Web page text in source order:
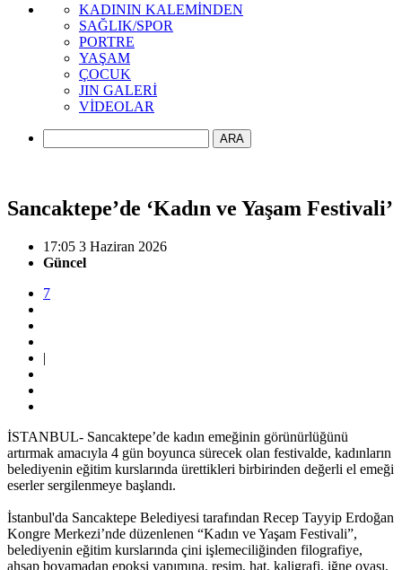
KADININ KALEMİNDEN
SAĞLIK/SPOR
PORTRE
YAŞAM
ÇOCUK
JIN GALERİ
VİDEOLAR
ARA
Sancaktepe’de ‘Kadın ve Yaşam Festivali’
17:05 3 Haziran 2026
Güncel
7
|
İSTANBUL- Sancaktepe’de kadın emeğinin görünürlüğünü
artırmak amacıyla 4 gün boyunca sürecek olan festivalde, kadınların
belediyenin eğitim kurslarında ürettikleri birbirinden değerli el emeği
eserler sergilenmeye başlandı.
İstanbul'da Sancaktepe Belediyesi tarafından Recep Tayyip Erdoğan
Kongre Merkezi’nde düzenlenen “Kadın ve Yaşam Festivali”,
belediyenin eğitim kurslarında çini işlemeciliğinden filografiye,
ahşap boyamadan epoksi yapımına, resim, hat, kaligrafi, iğne oyası,